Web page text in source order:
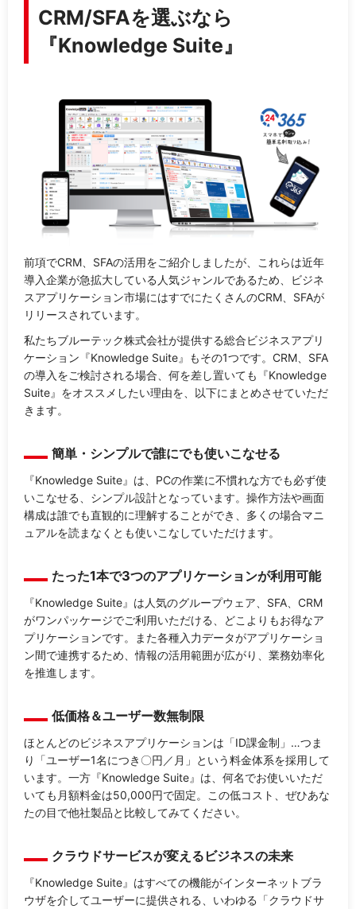
CRM/SFAを選ぶなら
『Knowledge Suite』
前項でCRM、SFAの活用をご紹介しましたが、これらは近年
導入企業が急拡大している人気ジャンルであるため、ビジネ
スアプリケーション市場にはすでにたくさんのCRM、SFAが
リリースされています。
私たちブルーテック株式会社が提供する総合ビジネスアプリ
ケーション『Knowledge Suite』もその1つです。CRM、SFA
の導入をご検討される場合、何を差し置いても『Knowledge
Suite』をオススメしたい理由を、以下にまとめさせていただ
きます。
簡単・シンプルで誰にでも使いこなせる
『Knowledge Suite』は、PCの作業に不慣れな方でも必ず使
いこなせる、シンプル設計となっています。操作方法や画面
構成は誰でも直観的に理解することができ、多くの場合マニ
ュアルを読まなくとも使いこなしていただけます。
たった1本で3つのアプリケーションが利用可能
『Knowledge Suite』は人気のグループウェア、SFA、CRM
がワンパッケージでご利用いただける、どこよりもお得なア
プリケーションです。また各種入力データがアプリケーショ
ン間で連携するため、情報の活用範囲が広がり、業務効率化
を推進します。
低価格＆ユーザー数無制限
ほとんどのビジネスアプリケーションは「ID課金制」…つま
り「ユーザー1名につき〇円／月」という料金体系を採用して
います。一方『Knowledge Suite』は、何名でお使いいただ
いても月額料金は50,000円で固定。この低コスト、ぜひあな
たの目で他社製品と比較してみてください。
クラウドサービスが変えるビジネスの未来
『Knowledge Suite』はすべての機能がインターネットブラ
ウザを介してユーザーに提供される、いわゆる「クラウドサ